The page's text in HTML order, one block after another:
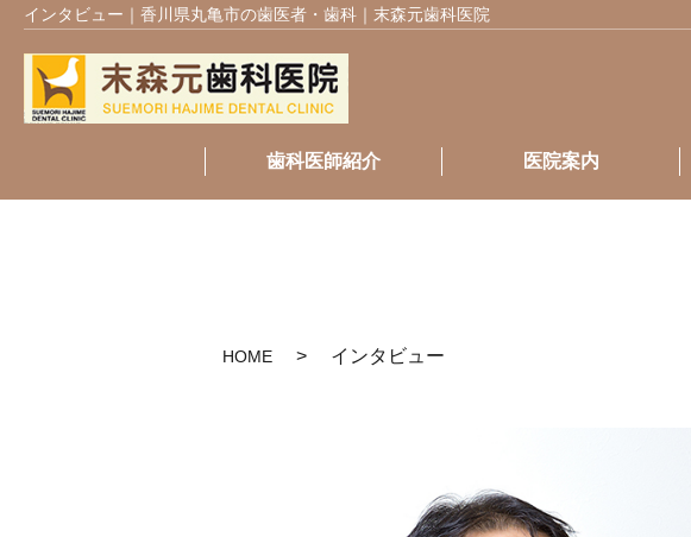
インタビュー｜香川県丸亀市の歯医者・歯科｜末森元歯科医院
歯科医師紹介 医院案内
HOME インタビュー